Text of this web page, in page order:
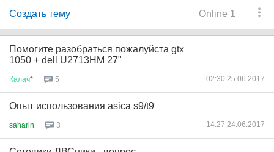
Online 1
Создать тему
Помогите разобраться пожалуйста gtx
1050 + dell U2713HM 27"
Калач* 5 02:30 25.06.2017
Опыт использования asica s9/t9
saharin 3 14:27 24.06.2017